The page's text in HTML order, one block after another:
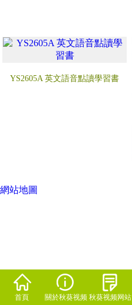
YS2605A 英文語音點讀學習書
首頁 關於秋葵视频 秋葵视频网站
網站地圖